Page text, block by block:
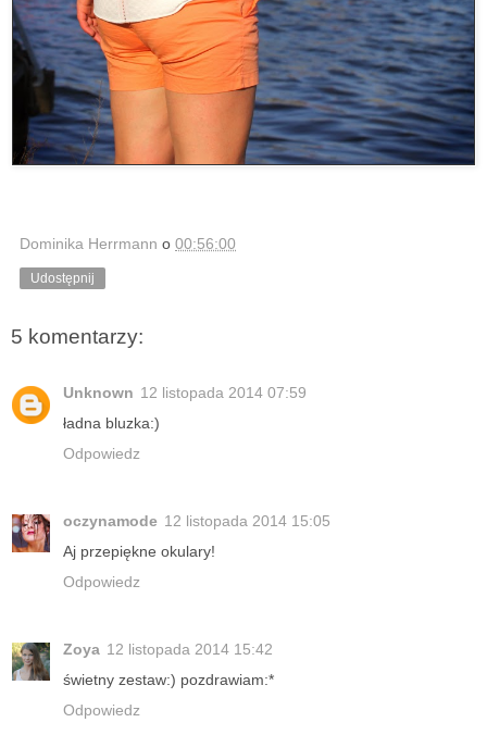
Dominika Herrmann o 00:56:00
Udostępnij
5 komentarzy:
Unknown 12 listopada 2014 07:59
ładna bluzka:)
Odpowiedz
oczynamode 12 listopada 2014 15:05
Aj przepiękne okulary!
Odpowiedz
Zoya 12 listopada 2014 15:42
świetny zestaw:) pozdrawiam:*
Odpowiedz